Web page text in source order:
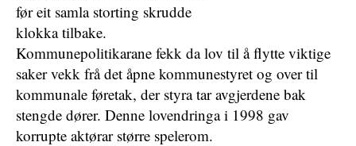
før eit samla storting skrudde
klokka tilbake.
Kommunepolitikarane fekk da lov til å flytte viktige
saker vekk frå det åpne kommunestyret og over til
kommunale føretak, der styra tar avgjerdene bak
stengde dører. Denne lovendringa i 1998 gav
korrupte aktørar større spelerom.